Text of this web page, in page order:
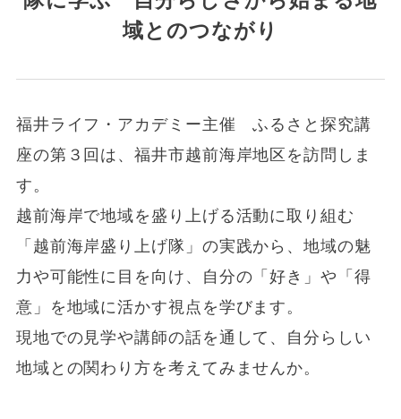
域とのつながり
福井ライフ・アカデミー主催 ふるさと探究講
座の第３回は、福井市越前海岸地区を訪問しま
す。
越前海岸で地域を盛り上げる活動に取り組む
「越前海岸盛り上げ隊」の実践から、地域の魅
力や可能性に目を向け、自分の「好き」や「得
意」を地域に活かす視点を学びます。
現地での見学や講師の話を通して、自分らしい
地域との関わり方を考えてみませんか。